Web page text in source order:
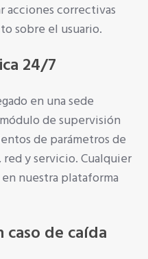
acciones correctivas
sobre el usuario.
24/7
en una sede
de supervisión
de parámetros de
y servicio. Cualquier
nuestra plataforma
caso de caída